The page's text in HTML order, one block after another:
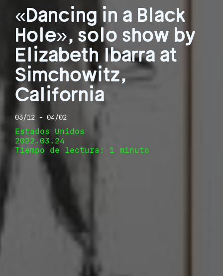
«Dancing in a Black
Hole», solo show by
Elizabeth Ibarra at
Simchowitz,
California
03/12 - 04/02
Estados Unidos
2022.03.24
Tiempo de lectura: 1 minuto